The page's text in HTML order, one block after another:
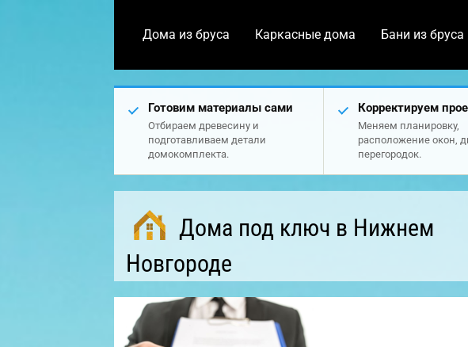
Дома из бруса Каркасные дома Бани из бруса
Готовим материалы сами
Отбираем древесину и
подготавливаем детали
домокомплекта.
Корректируем
Меняем планировку,
расположение окон,
перегородок.
Дома под ключ в Нижнем
Новгороде